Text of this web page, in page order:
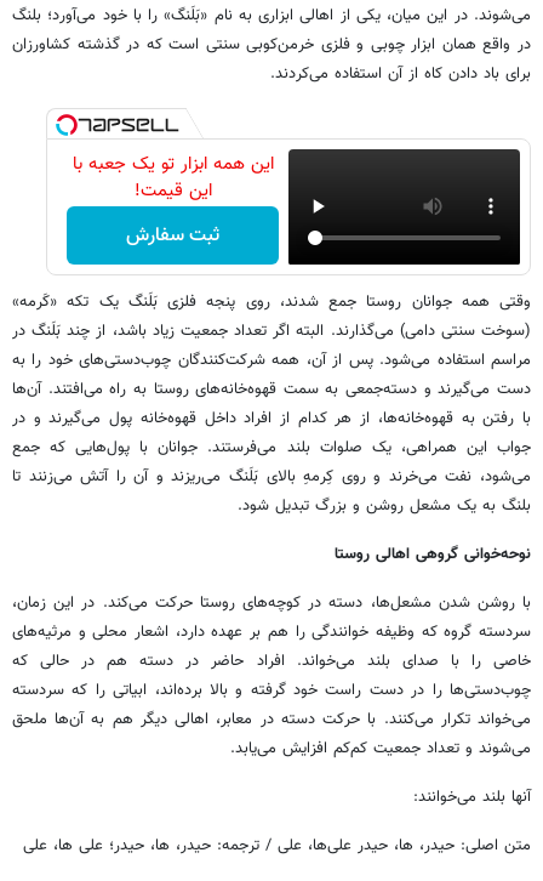
می‌شوند. در این میان، یکی از اهالی ابزاری به نام «بَلَنگ» را با خود می‌آورد؛ بلنگ
در واقع همان ابزار چوبی و فلزی خرمن‌کوبی سنتی است که در گذشته کشاورزان
برای باد دادن کاه از آن استفاده می‌کردند.
این همه ابزار تو یک جعبه با
این قیمت!
ثبت سفارش
​وقتی همه جوانان روستا جمع شدند، روی پنجه فلزی بَلَنگ یک تکه «کَرمه»
(سوخت سنتی دامی) می‌گذارند. البته اگر تعداد جمعیت زیاد باشد، از چند بَلَنگ در
مراسم استفاده می‌شود. پس از آن، همه شرکت‌کنندگان چوب‌دستی‌های خود را به
دست می‌گیرند و دسته‌جمعی به سمت قهوه‌خانه‌های روستا به راه می‌افتند. آن‌ها
با رفتن به قهوه‌خانه‌ها، از هر کدام از افراد داخل قهوه‌خانه پول می‌گیرند و در
جواب این همراهی، یک صلوات بلند می‌فرستند. جوانان با پول‌هایی که جمع
می‌شود، نفت می‌خرند و روی کِرمهِ بالای بَلَنگ می‌ریزند و آن را آتش می‌زنند تا
بلنگ به یک مشعل روشن و بزرگ تبدیل شود.
نوحه‌خوانی گروهی اهالی روستا
​با روشن شدن مشعل‌ها، دسته در کوچه‌های روستا حرکت می‌کند. در این زمان،
سردسته گروه که وظیفه خوانندگی را هم بر عهده دارد، اشعار محلی و مرثیه‌های
خاصی را با صدای بلند می‌خواند. افراد حاضر در دسته هم در حالی که
چوب‌دستی‌ها را در دست راست خود گرفته و بالا برده‌اند، ابیاتی را که سردسته
می‌خواند تکرار می‌کنند. با حرکت دسته در معابر، اهالی دیگر هم به آن‌ها ملحق
می‌شوند و تعداد جمعیت کم‌کم افزایش می‌یابد.
آنها بلند می‌خوانند:
​متن اصلی: حیدر، ها، حیدر علی‌ها، علی / ترجمه: حیدر، ها، حیدر؛ علی ها، علی